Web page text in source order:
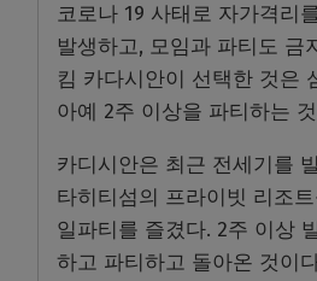
코로나 19 사태로 자가격리
발생하고, 모임과 파티도 금
킴 카다시안이 선택한 것은
아예 2주 이상을 파티하는
카디시안은 최근 전세기를
타히티섬의 프라이빗 리조
일파티를 즐겼다. 2주 이상
하고 파티하고 돌아온 것이